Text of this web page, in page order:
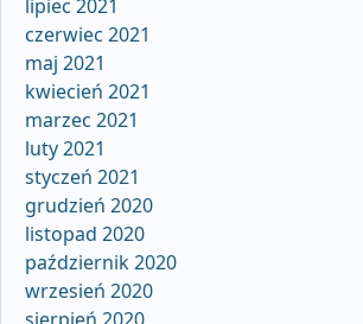
lipiec 2021
czerwiec 2021
maj 2021
kwiecień 2021
marzec 2021
luty 2021
styczeń 2021
grudzień 2020
listopad 2020
październik 2020
wrzesień 2020